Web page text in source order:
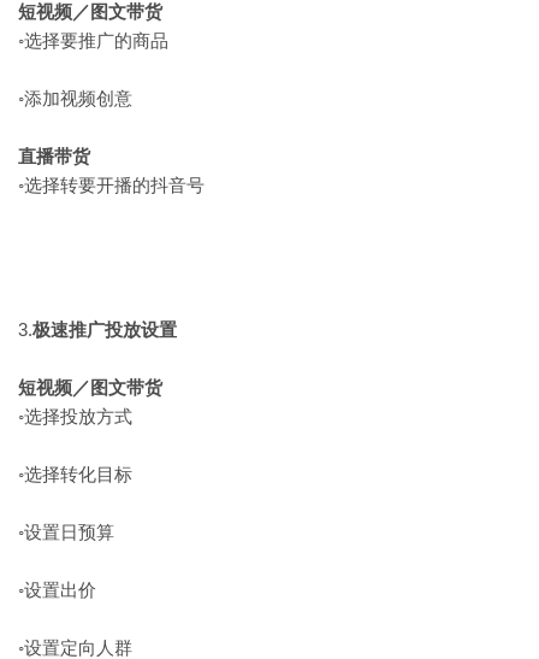
短视频／图文带货
◦​选择要推广的商品
◦​添加视频创意
直播带货
◦​选择转要开播的抖音号
3.​极速推广投放设置
短视频／图文带货
◦​选择投放方式
◦​选择转化目标
◦​设置日预算
◦​设置出价
◦​设置定向人群